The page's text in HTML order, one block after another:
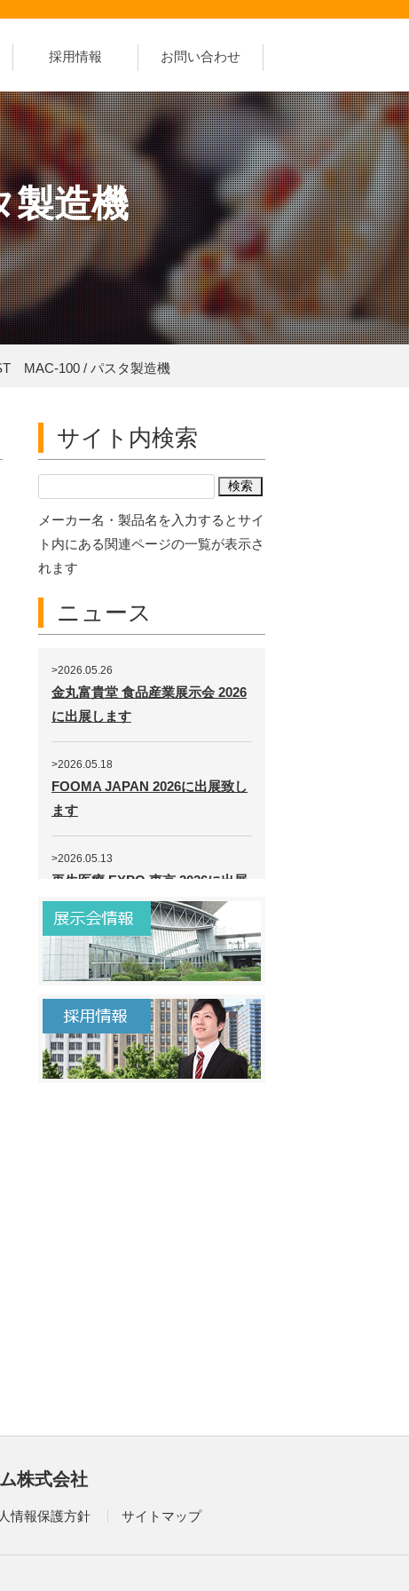
採用情報 お問い合わせ
造機
MAC-100 / パスタ製造機
サイト内検索
メーカー名・製品名を入力するとサイ
ト内にある関連ページの一覧が表示さ
れます
ニュース
>2026.05.26
金丸富貴堂 食品産業展示会 2026
に出展します
>2026.05.18
FOOMA JAPAN 2026に出展致し
ます
>2026.05.13
再生医療 EXPO 東京 2026に出展
します
>2026.03.16
2026 中部パックに出展致します
>2025.09.03
BioJapan 2025 出展
（AsepticTechnologies社製品）
>2025.01.28
2025モバックショウ 出展
株式会社
情報保護方針 サイトマップ